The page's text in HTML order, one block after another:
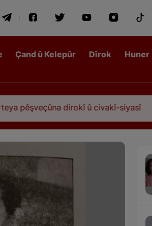
Çand û Kelepûr Dîrok Huner
dirokî û civakî-siyasî